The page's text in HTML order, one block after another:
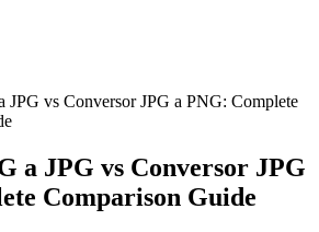
JPG vs Conversor JPG a PNG: Complete
a JPG vs Conversor JPG
Comparison Guide